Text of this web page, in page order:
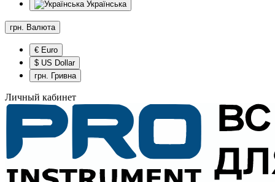
Українська
грн. Валюта
€ Euro
$ US Dollar
грн. Гривна
Личный кабинет